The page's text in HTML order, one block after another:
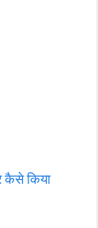
कैसे किया